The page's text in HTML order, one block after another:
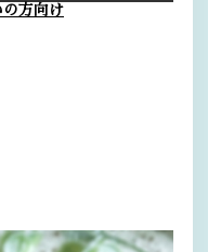
の方向け